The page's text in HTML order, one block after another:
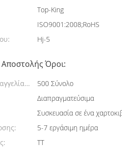
Top-King
ISO9001:2008;RoHS
Hj-5
Όροι:
500 Σύνολο
Διαπραγματεύσιμα
Συσκευασία σε ένα
5-7 εργάσιμη ημέρα
TT